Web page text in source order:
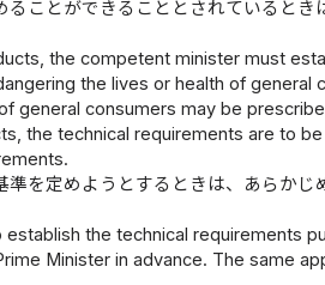
ことができることとされていると
the competent minister must
the lives or health of
general consumers may be
the technical requirements are to
を定めようとするときは、あらか
the technical requirements
Minister in advance. The same